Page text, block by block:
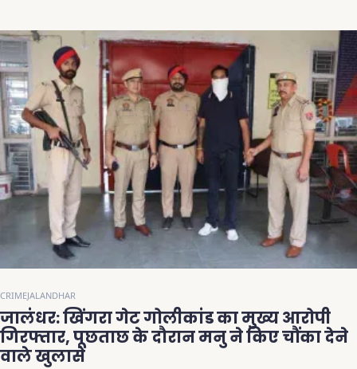
CRIMEJALANDHAR
जालंधर: खिंगरा गेट गोलीकांड का मुख्य आरोपी
गिरफ्तार, पूछताछ के दौरान मनु ने किए चौंका देने
वाले खुलासे